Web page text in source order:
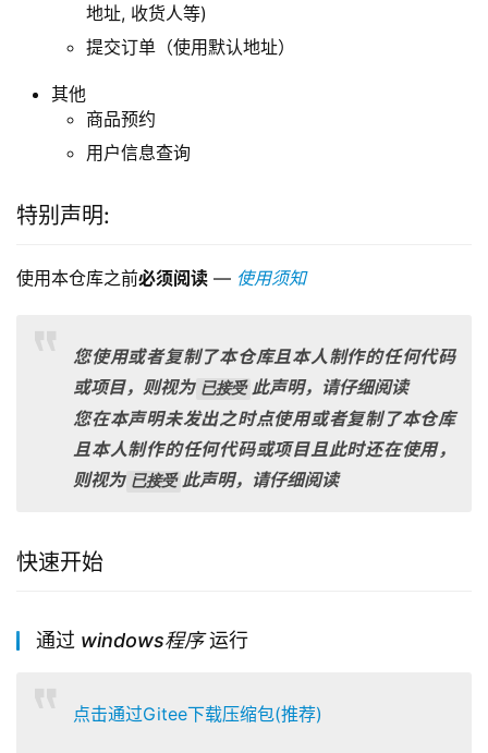
地址, 收货人等)
提交订单（使用默认地址）
其他
商品预约
用户信息查询
特别声明:
使用本仓库之前必须阅读 — 使用须知
您使用或者复制了本仓库且本人制作的任何代码
或项目，则视为 已接受 此声明，请仔细阅读
您在本声明未发出之时点使用或者复制了本仓库
且本人制作的任何代码或项目且此时还在使用，
则视为 已接受 此声明，请仔细阅读
快速开始
通过 windows程序运行
点击通过Gitee下载压缩包(推荐)